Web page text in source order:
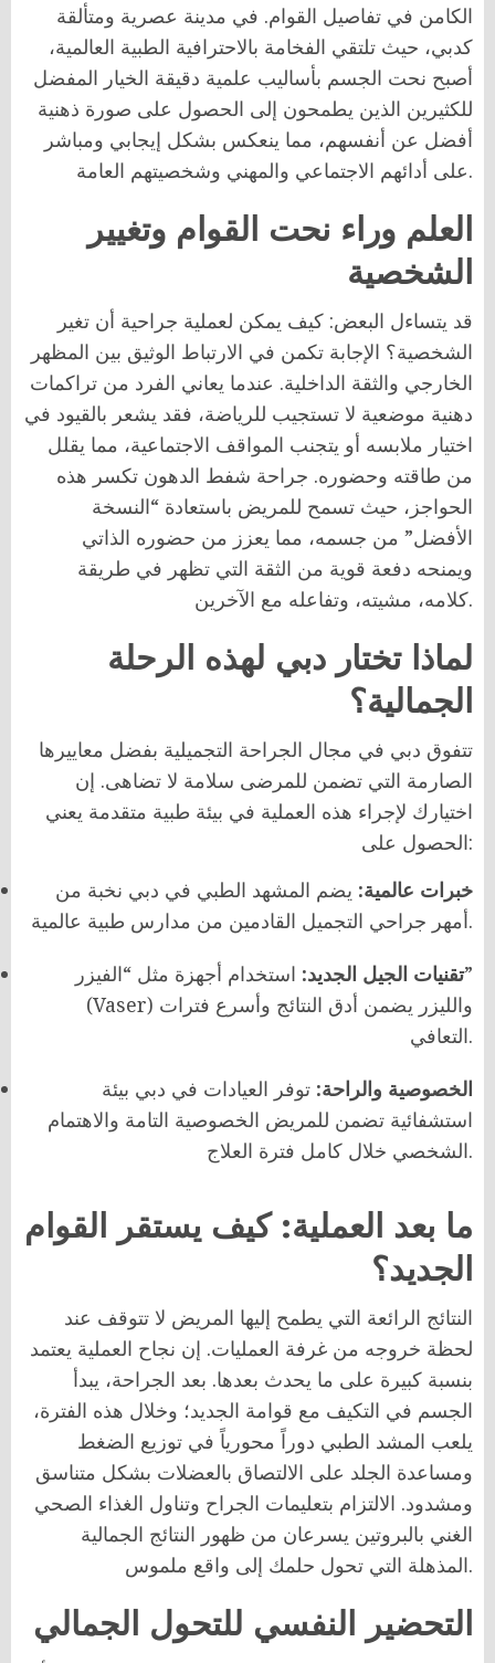
الكامن في تفاصيل القوام. في مدينة عصرية ومتألقة
كدبي، حيث تلتقي الفخامة بالاحترافية الطبية العالمية،
أصبح نحت الجسم بأساليب علمية دقيقة الخيار المفضل
للكثيرين الذين يطمحون إلى الحصول على صورة ذهنية
أفضل عن أنفسهم، مما ينعكس بشكل إيجابي ومباشر
على أدائهم الاجتماعي والمهني وشخصيتهم العامة.
العلم وراء نحت القوام وتغيير
الشخصية
قد يتساءل البعض: كيف يمكن لعملية جراحية أن تغير
الشخصية؟ الإجابة تكمن في الارتباط الوثيق بين المظهر
الخارجي والثقة الداخلية. عندما يعاني الفرد من تراكمات
دهنية موضعية لا تستجيب للرياضة، فقد يشعر بالقيود في
اختيار ملابسه أو يتجنب المواقف الاجتماعية، مما يقلل
من طاقته وحضوره. جراحة شفط الدهون تكسر هذه
الحواجز، حيث تسمح للمريض باستعادة “النسخة
الأفضل” من جسمه، مما يعزز من حضوره الذاتي
ويمنحه دفعة قوية من الثقة التي تظهر في طريقة
كلامه، مشيته، وتفاعله مع الآخرين.
لماذا تختار دبي لهذه الرحلة
الجمالية؟
تتفوق دبي في مجال الجراحة التجميلية بفضل معاييرها
الصارمة التي تضمن للمرضى سلامة لا تضاهى. إن
اختيارك لإجراء هذه العملية في بيئة طبية متقدمة يعني
الحصول على:
خبرات عالمية: يضم المشهد الطبي في دبي نخبة من
أمهر جراحي التجميل القادمين من مدارس طبية عالمية.
تقنيات الجيل الجديد: استخدام أجهزة مثل “الفيزر”
(Vaser) والليزر يضمن أدق النتائج وأسرع فترات
التعافي.
الخصوصية والراحة: توفر العيادات في دبي بيئة
استشفائية تضمن للمريض الخصوصية التامة والاهتمام
الشخصي خلال كامل فترة العلاج.
ما بعد العملية: كيف يستقر القوام
الجديد؟
النتائج الرائعة التي يطمح إليها المريض لا تتوقف عند
لحظة خروجه من غرفة العمليات. إن نجاح العملية يعتمد
بنسبة كبيرة على ما يحدث بعدها. بعد الجراحة، يبدأ
الجسم في التكيف مع قوامة الجديد؛ وخلال هذه الفترة،
يلعب المشد الطبي دوراً محورياً في توزيع الضغط
ومساعدة الجلد على الالتصاق بالعضلات بشكل متناسق
ومشدود. الالتزام بتعليمات الجراح وتناول الغذاء الصحي
الغني بالبروتين يسرعان من ظهور النتائج الجمالية
المذهلة التي تحول حلمك إلى واقع ملموس.
التحضير النفسي للتحول الجمالي